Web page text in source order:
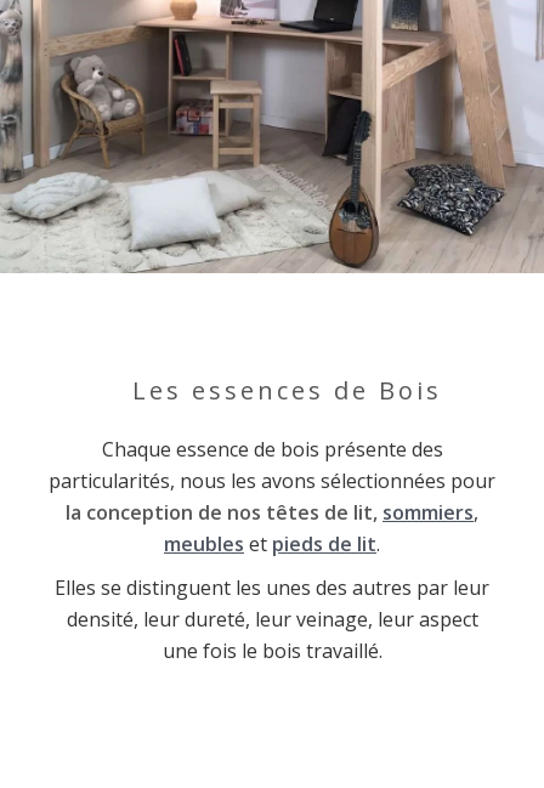
Les essences de Bois
Chaque essence de bois présente des
particularités, nous les avons sélectionnées pour
la conception de nos têtes de lit, sommiers,
meubles et pieds de lit.
Elles se distinguent les unes des autres par leur
densité, leur dureté, leur veinage, leur aspect
une fois le bois travaillé.